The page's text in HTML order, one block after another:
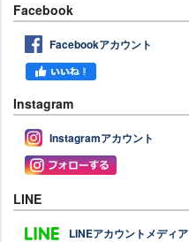
Facebook
Facebookアカウント
Instagram
Instagramアカウント
LINE
LINEアカウントメディア